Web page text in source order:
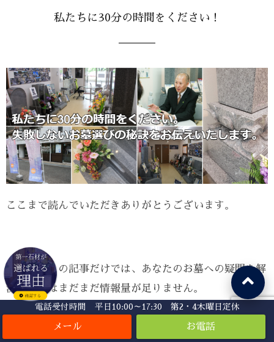
電話受付時間 平日10:00～17:30 第2・4木曜日定休
私たちに30分の時間をください！
ここまで読んでいただきありがとうございます。
しかし、この記事だけでは、あなたのお墓への疑問を解
決するにはまだまだ情報量が足りません。